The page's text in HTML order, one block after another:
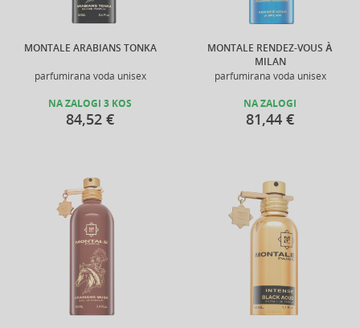
MONTALE ARABIANS TONKA
parfumirana voda unisex
NA ZALOGI 3 KOS
84,52 €
MONTALE RENDEZ-VOUS À
MILAN
parfumirana voda unisex
NA ZALOGI
81,44 €